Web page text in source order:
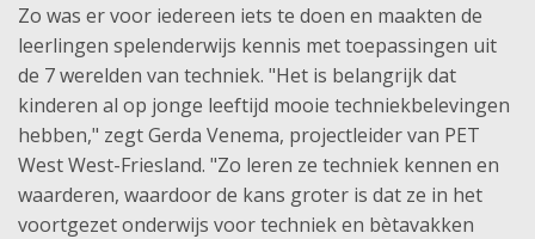
Zo was er voor iedereen iets te doen en maakten de
leerlingen spelenderwijs kennis met toepassingen uit
de 7 werelden van techniek. "Het is belangrijk dat
kinderen al op jonge leeftijd mooie techniekbelevingen
hebben," zegt Gerda Venema, projectleider van PET
West West-Friesland. "Zo leren ze techniek kennen en
waarderen, waardoor de kans groter is dat ze in het
voortgezet onderwijs voor techniek en bètavakken